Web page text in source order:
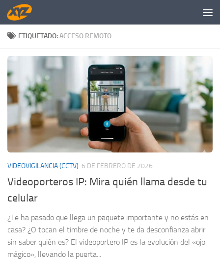
Saltar al contenido
ETIQUETADO:ACCESO REMOTO
VIDEOVIGILANCIA (CCTV) 6 DE FEBRERO DE 2026
Videoporteros IP: Mira quién llama desde tu
celular
¿Te ha pasado que llega un paquete importante y no estás en
casa? ¿O tocan el timbre de noche y te da desconfianza abrir
sin saber quién es? El videoportero IP es la evolución del «ojo
mágico», llevando la puerta...